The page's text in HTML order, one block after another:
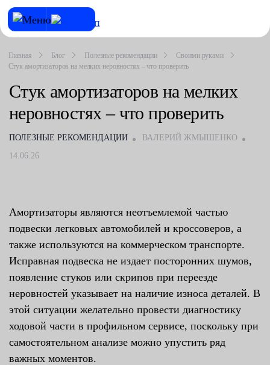
Главная Блог Полезные рекомендации
Своими руками
Стук амортизаторов на мелких неровностях – что проверить
Стук амортизаторов на мелких
неровностях – что проверить
ПОЛЕЗНЫЕ РЕКОМЕНДАЦИИ
ВАЛЕРИЙ ЖМЫШЕНКО
14.06.26
Амортизаторы являются неотъемлемой частью
подвески легковых автомобилей и кроссоверов, а
также используются на коммерческом транспорте.
Исправная подвеска не издает посторонних шумов,
появление стуков или скрипов при переезде
неровностей указывает на наличие износа деталей. В
этой ситуации желательно провести диагностику
ходовой части в профильном сервисе, поскольку при
самостоятельном анализе можно упустить ряд
важных моментов.